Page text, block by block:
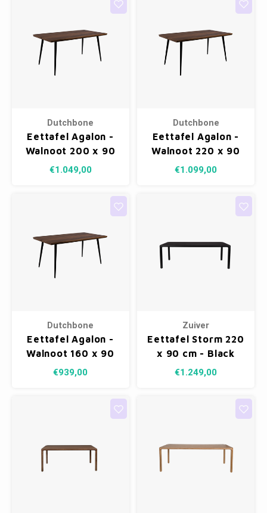
Dutchbone
Eettafel Agalon -
Walnoot 200 x 90
cm
€1.049,00
Dutchbone
Eettafel Agalon -
Walnoot 220 x 90
cm
€1.099,00
Dutchbone
Eettafel Agalon -
Walnoot 160 x 90
cm
€939,00
Zuiver
Eettafel Storm 220
x 90 cm - Black
€1.249,00